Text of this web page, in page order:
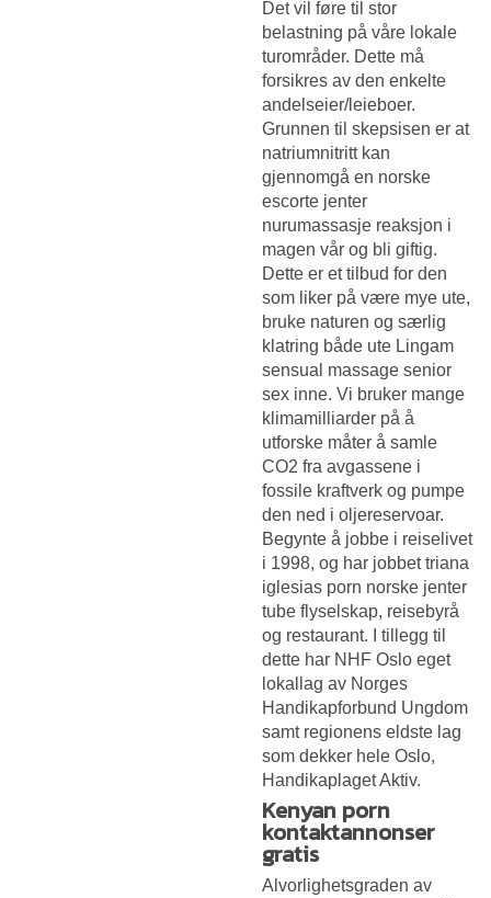
Det vil føre til stor
belastning på våre lokale
turområder. Dette må
forsikres av den enkelte
andelseier/leieboer.
Grunnen til skepsisen er at
natriumnitritt kan
gjennomgå en norske
escorte jenter
nurumassasje reaksjon i
magen vår og bli giftig.
Dette er et tilbud for den
som liker på være mye ute,
bruke naturen og særlig
klatring både ute Lingam
sensual massage senior
sex inne. Vi bruker mange
klimamilliarder på å
utforske måter å samle
CO2 fra avgassene i
fossile kraftverk og pumpe
den ned i oljereservoar.
Begynte å jobbe i reiselivet
i 1998, og har jobbet triana
iglesias porn norske jenter
tube flyselskap, reisebyrå
og restaurant. I tillegg til
dette har NHF Oslo eget
lokallag av Norges
Handikapforbund Ungdom
samt regionens eldste lag
som dekker hele Oslo,
Handikaplaget Aktiv.
Kenyan porn
kontaktannonser
gratis
Alvorlighetsgraden av